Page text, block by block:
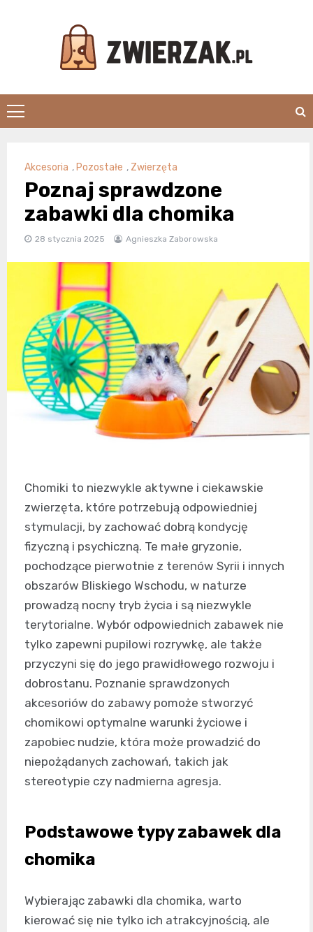
Zwierzak.pl
Akcesoria , Pozostałe , Zwierzęta
Poznaj sprawdzone
zabawki dla chomika
28 stycznia 2025 Agnieszka Zaborowska
Chomiki to niezwykle aktywne i ciekawskie
zwierzęta, które potrzebują odpowiedniej
stymulacji, by zachować dobrą kondycję
fizyczną i psychiczną. Te małe gryzonie,
pochodzące pierwotnie z terenów Syrii i innych
obszarów Bliskiego Wschodu, w naturze
prowadzą nocny tryb życia i są niezwykle
terytorialne. Wybór odpowiednich zabawek nie
tylko zapewni pupilowi rozrywkę, ale także
przyczyni się do jego prawidłowego rozwoju i
dobrostanu. Poznanie sprawdzonych
akcesoriów do zabawy pomoże stworzyć
chomikowi optymalne warunki życiowe i
zapobiec nudzie, która może prowadzić do
niepożądanych zachowań, takich jak
stereotypie czy nadmierna agresja.
Podstawowe typy zabawek dla
chomika
Wybierając zabawki dla chomika, warto
kierować się nie tylko ich atrakcyjnością, ale